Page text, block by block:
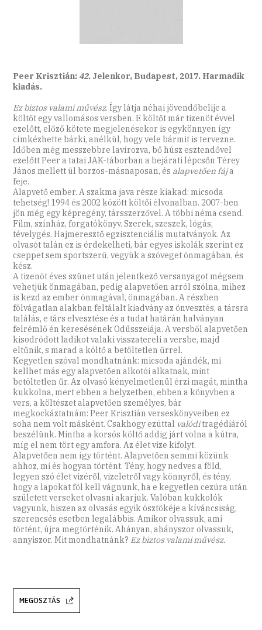
Peer Krisztián: 42. Jelenkor, Budapest, 2017. Harmadik
kiadás.
Ez biztos valami művész. Így látja néhai jövendőbelije a
költőt egy vallomásos versben. E költőt már tizenöt évvel
ezelőtt, előző kötete megjelenésekor is egykönnyen így
címkézhette bárki, anélkül, hogy vele bármit is tervezne.
Időben még messzebbre lavírozva, bő húsz esztendővel
ezelőtt Peer a tatai JAK-táborban a bejárati lépcsőn Térey
János mellett ül borzos-másnaposan, és alapvetően fája
feje.
Alapvető ember. A szakma java része kiakad: micsoda
tehetség! 1994 és 2002 között költői élvonalban. 2007-ben
jön még egy képregény, társszerzővel. A többi néma csend.
Film, színház, forgatókönyv. Szerek, szeszek, lógás,
tévelygés. Hajmeresztő egzisztenciális mutatványok. Az
olvasót talán ez is érdekelheti, bár egyes iskolák szerint ez
cseppet sem sportszerű, vegyük a szöveget önmagában, és
kész.
A tizenöt éves szünet után jelentkező versanyagot mégsem
vehetjük önmagában, pedig alapvetően arról szólna, mihez
is kezd az ember önmagával, önmagában. A részben
fölvágatlan alakban feltálalt kiadvány az önvesztés, a társra
találás, e társ elvesztése és a tudat határán halványan
felrémlő én keresésének Odüsszeiája. A versből alapvetően
kisodródott ladikot valaki visszatereli a versbe, majd
eltűnik, s marad a költő a betöltetlen űrrel.
Kegyetlen szóval mondhatnánk: micsoda ajándék, mi
kellhet más egy alapvetően alkotói alkatnak, mint
betöltetlen űr. Az olvasó kényelmetlenül érzi magát, mintha
kukkolna, mert ebben a helyzetben, ebben a könyvben a
vers, a költészet alapvetően személyes, bár
megkockáztatnám: Peer Krisztián verseskönyveiben ez
soha nem volt másként. Csakhogy ezúttal valóditragédiáról
beszélünk. Mintha a korsós költő addig járt volna a kútra,
míg el nem tört egy amfora. Az élet vize kifolyt.
Alapvetően nem így történt. Alapvetően semmi közünk
ahhoz, mi és hogyan történt. Tény, hogy nedves a föld,
legyen szó élet vizéről, vizeletről vagy könnyről, és tény,
hogy a lapokat föl kell vágnunk, ha e kegyetlen cezúra után
született verseket olvasni akarjuk. Valóban kukkolók
vagyunk, hiszen az olvasás egyik ösztökéje a kíváncsiság,
szerencsés esetben legalábbis. Amikor olvassuk, ami
történt, újra megtörténik. Ahányan, ahányszor olvassuk,
annyiszor. Mit mondhatnánk? Ez biztos valami művész.
MEGOSZTÁS